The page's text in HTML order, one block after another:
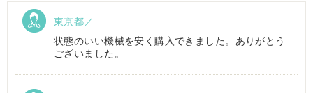
東京都／
状態のいい機械を安く購入できました。ありがとう
ございました。